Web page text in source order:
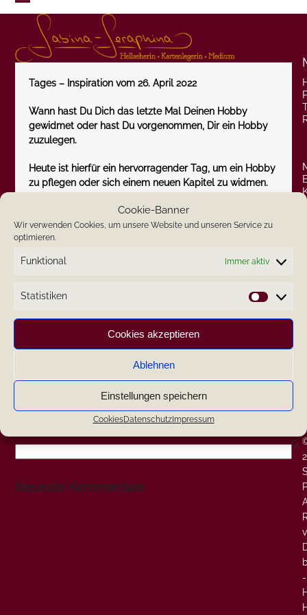
Cookie-Banner
Wir verwenden Cookies, um unsere Website und unseren Service zu
optimieren.
Funktional Immer aktiv
Statistiken
Cookies akzeptieren
Ablehnen
Einstellungen speichern
CookiesDatenschutzImpressum
Skip
Open
mobile
menu
Close
mobile
menu
Tages – Inspiration vom 26. April 2022
Wann hast Du Dich das letzte Mal Deinen Hobby
gewidmet oder hast Du vorgenommen, Dir ein Hobby
zuzulegen.
Heute ist hierfür ein hervorragender Tag, um ein Hobby
zu pflegen oder sich einem neuen Kapitel zu widmen.
Was ist Dein Hobby?
Ich wünsche Dir einen inspirierenden Dienstag.
Herzlichst
Deine Sabina-Seraphina
Neueste Kommentare
-